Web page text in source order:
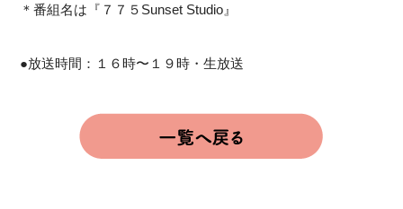
＊番組名は『７７５Sunset Studio』
●放送時間：１６時〜１９時・生放送